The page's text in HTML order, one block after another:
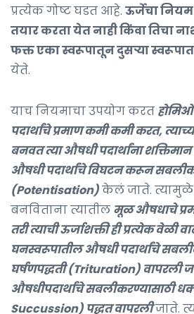
प्रत्येक गोष्ट घडत आहे. ऊर्जेचा नियम
तयार करता येत नाही किंवा तिचा
फक्त एका स्वरूपातून दुसऱ्या
येते.
याच नियमाचा उपयोग करत
पदार्थांचे प्रमाण कमी कमी करत,
बनवत त्या औषधी पदार्थांना
औषधी पदार्थांचे विघटन करून
(Potentisation)केलं जाते. त्यामुळे
बनविताना त्यातील मूळ औषधाचे
तरी त्याची ऊर्जाशक्ती ही प्रत्येक वेळी
घनस्वरूपातील औषधी पदार्थांचे
घर्षणपद्धती (Trituration) वापरली
औषधीपदार्थांचे सबलीकरण्यासाठी
Succussion) पद्धत वापरलीजाते.